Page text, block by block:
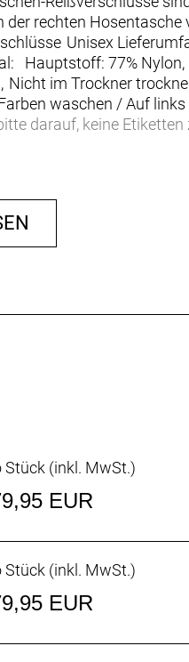
rechten
Unisex
Hauptstoff: 77% Nylon,
Nicht im Trockner
waschen / Auf
darauf, keine
Stück (inkl. MwSt.)
EUR
Stück (inkl. MwSt.)
EUR